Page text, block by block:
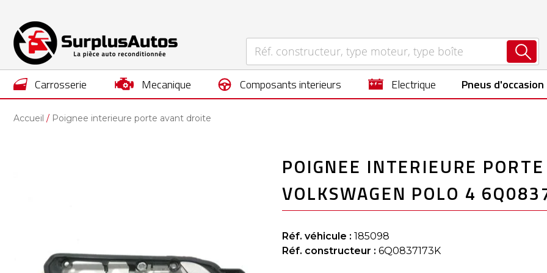
carrosserie mecanique composants interieurs electrique Pneus d'occasion
Accueil Poignee interieure porte avant droite
POIGNEE INTERIEURE
VOLKSWAGEN POLO 4
Réf. véhicule : 185098
Réf. constructeur : 6Q0837173K